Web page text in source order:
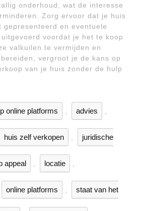
onderhoud, wat de interesse
Zorg ervoor dat je huis
gepresenteerd en eventuele
voordat je het te koop
valkuilen te vermijden en
vergroot je de kans op
van je huis zonder de hulp
online platforms advies
huis zelf verkopen juridische
appeal locatie
online platforms staat van het